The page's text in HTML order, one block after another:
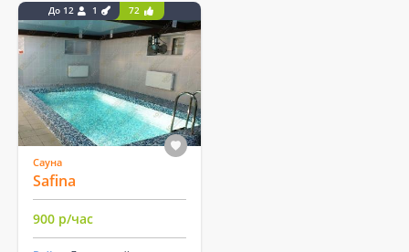
До 12 1 72
Сауна
Safina
900 р/час